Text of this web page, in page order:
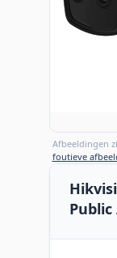
Afbeeldingen
foutieve
Public